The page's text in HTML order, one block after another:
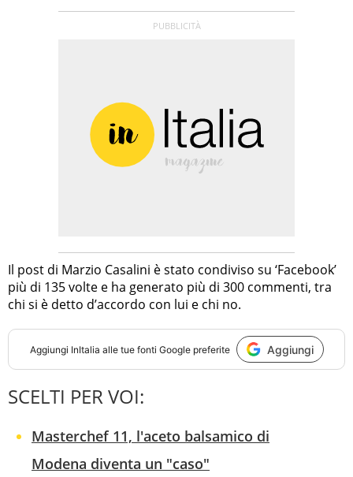
Il post di Marzio Casalini è stato condiviso su ‘Facebook’
più di 135 volte e ha generato più di 300 commenti, tra
chi si è detto d’accordo con lui e chi no.
Aggiungi InItalia alle tue fonti Google preferite Aggiungi
SCELTI PER VOI:
Masterchef 11, l'aceto balsamico di
Modena diventa un "caso"